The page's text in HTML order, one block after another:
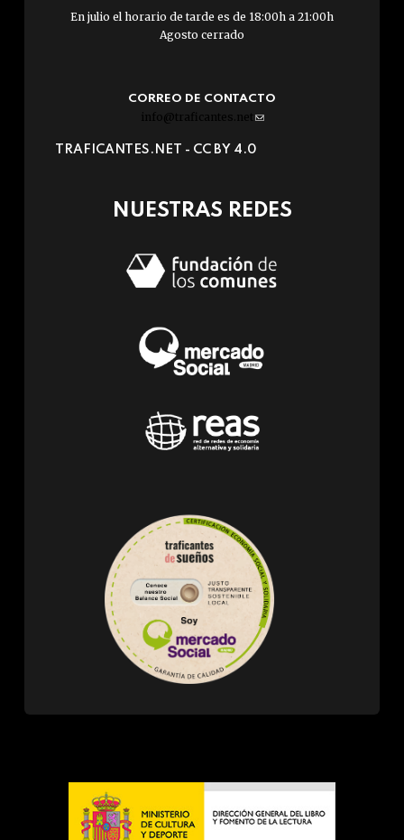
En julio el horario de tarde es de 18:00h a 21:00h
Agosto cerrado
CORREO DE CONTACTO
info@traficantes.net (link
e-
TRAFICANTES.NET - CC BY 4.0
NUESTRAS REDES